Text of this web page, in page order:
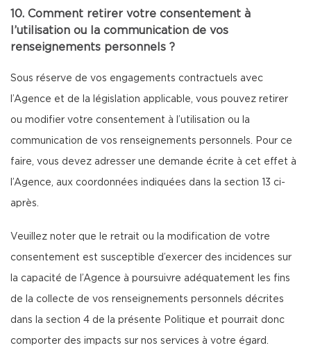
10. Comment retirer votre consentement à
l’utilisation ou la communication de vos
renseignements personnels ?
Sous réserve de vos engagements contractuels avec
l’Agence et de la législation applicable, vous pouvez retirer
ou modifier votre consentement à l’utilisation ou la
communication de vos renseignements personnels. Pour ce
faire, vous devez adresser une demande écrite à cet effet à
l’Agence, aux coordonnées indiquées dans la section 13 ci-
après.
Veuillez noter que le retrait ou la modification de votre
consentement est susceptible d’exercer des incidences sur
la capacité de l’Agence à poursuivre adéquatement les fins
de la collecte de vos renseignements personnels décrites
dans la section 4 de la présente Politique et pourrait donc
comporter des impacts sur nos services à votre égard.